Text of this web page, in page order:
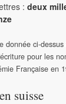
: deux
donnée ci-
pour les
Française en
suisse